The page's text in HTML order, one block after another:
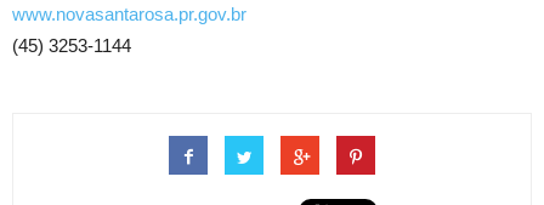
www.novasantarosa.pr.gov.br
(45) 3253-1144